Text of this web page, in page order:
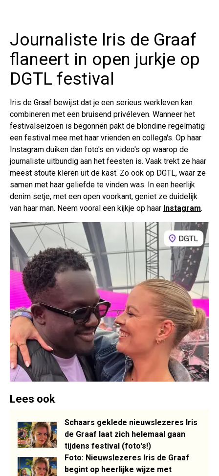
Journaliste Iris de Graaf
flaneert in open jurkje op
DGTL festival
Iris de Graaf bewijst dat je een serieus werkleven kan
combineren met een bruisend privéleven. Wanneer het
festivalseizoen is begonnen pakt de blondine regelmatig
een festival mee met haar vrienden en collega's. Op haar
Instagram duiken dan foto's en video's op waarop de
journaliste uitbundig aan het feesten is. Vaak trekt ze haar
meest stoute kleren uit de kast. Zo ook op DGTL, waar ze
samen met haar geliefde te vinden was. In een heerlijk
denim setje, met een open voorkant, geniet ze duidelijk
van haar man. Neem vooral een kijkje op haar Instagram.
Lees ook
Schaars geklede nieuwslezeres Iris
de Graaf laat zich helemaal gaan
tijdens festival (foto's!)
Foto: Nieuwslezeres Iris de Graaf
begint op heerlijke wijze met